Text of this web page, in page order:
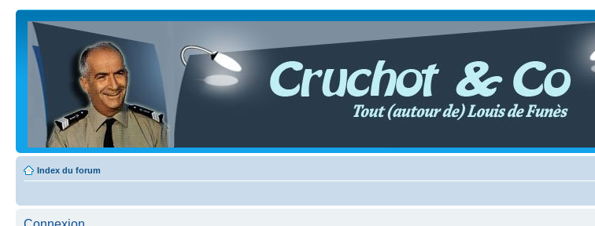
Index du forum